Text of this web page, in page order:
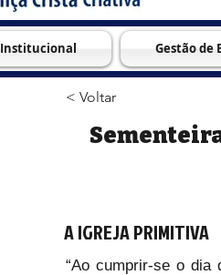
Institucional Gestão de
< Voltar
A IGREJA PRIMITIVA
“Ao cumprir-se o dia